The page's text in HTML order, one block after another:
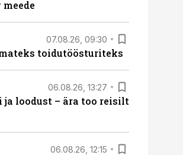
07.08.26, 09:30
toidutöösturiteks
06.08.26, 13:27
loodust – ära too reisilt
06.08.26, 12:15